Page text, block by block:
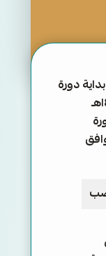
دورة
المجلس الأولى من تاريخ ١٤٤٣/٨/٦هـ
الموافق